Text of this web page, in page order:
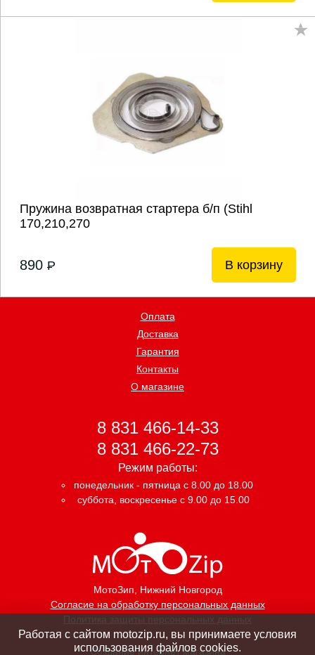
Пружина возвратная стартера б/п (Stihl
170,210,270
890 P В корзину
МотоЗип, Нижний Новгород
Согласие на обработку персональных данных
Политика защиты персональных данных
Оплата
Доставка
Гарантия
Контакты
О магазине
8 831 466-14-33
8 831 466-22-73
Режим работы:
понедельник - пятница с 8.00 до 18.00
суббота, воскресенье с 9.00 до 15.00
Создание интернет магазина
Работая с сайтом motozip.ru, вы принимаете условия
использования файлов cookies.